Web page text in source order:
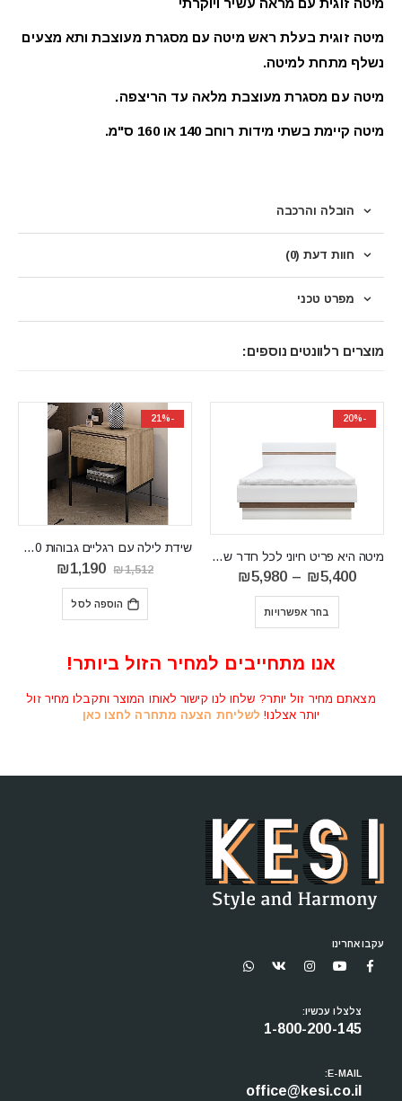
מיטה זוגית בעלת ראש מיטה עם מסגרת מעוצבת ותא מצעים
נשלף מתחת למיטה.
מיטה עם מסגרת מעוצבת מלאה עד הריצפה.
מיטה קיימת בשתי מידות רוחב 140 או 160 ס"מ.
הובלה והרכבה
חוות דעת (0)
מפרט טכני
מוצרים רלוונטים נוספים:
מיטה היא פריט חיוני לכל חדר שינה LIONEL12
₪5,980
טווח
עד
⁦₪5,980⁩
שידת לילה עם רגליים גבוהות LISSO LI10
המחיר₪המחיר
הוא:
₪1,190.
-20%
אנו מתחייבים למחיר הזול ביותר!
מצאתם מחיר זול יותר? שלחו לנו קישור לאותו המוצר ותקבלו מחיר זול
יותר אצלנו! לשליחת הצעה מתחרה לחצו כאן
עקבו אחרינו
צלצלו עכשיו:
1-800-200-145
E-MAIL:
office@kesi.co.il